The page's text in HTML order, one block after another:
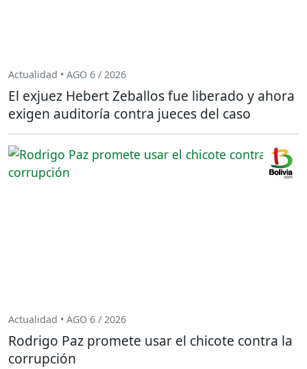
Actualidad • AGO 6 / 2026
El exjuez Hebert Zeballos fue liberado y ahora
exigen auditoría contra jueces del caso
Actualidad • AGO 6 / 2026
Rodrigo Paz promete usar el chicote contra la
corrupción